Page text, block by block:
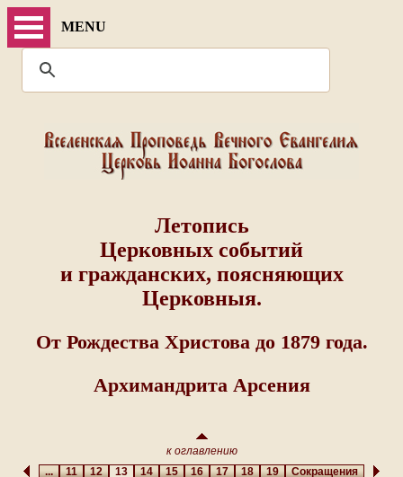
MENU
Летопись
Церковных событий
и гражданских, поясняющих
Церковныя.
От Рождества Христова до 1879 года.
Архимандрита Арсения
к оглавлению
...1112 13 141516171819Сокращения